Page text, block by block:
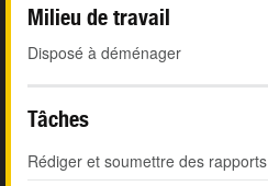
Milieu de travail
Disposé à déménager
Tâches
Rédiger et soumettre des rapports